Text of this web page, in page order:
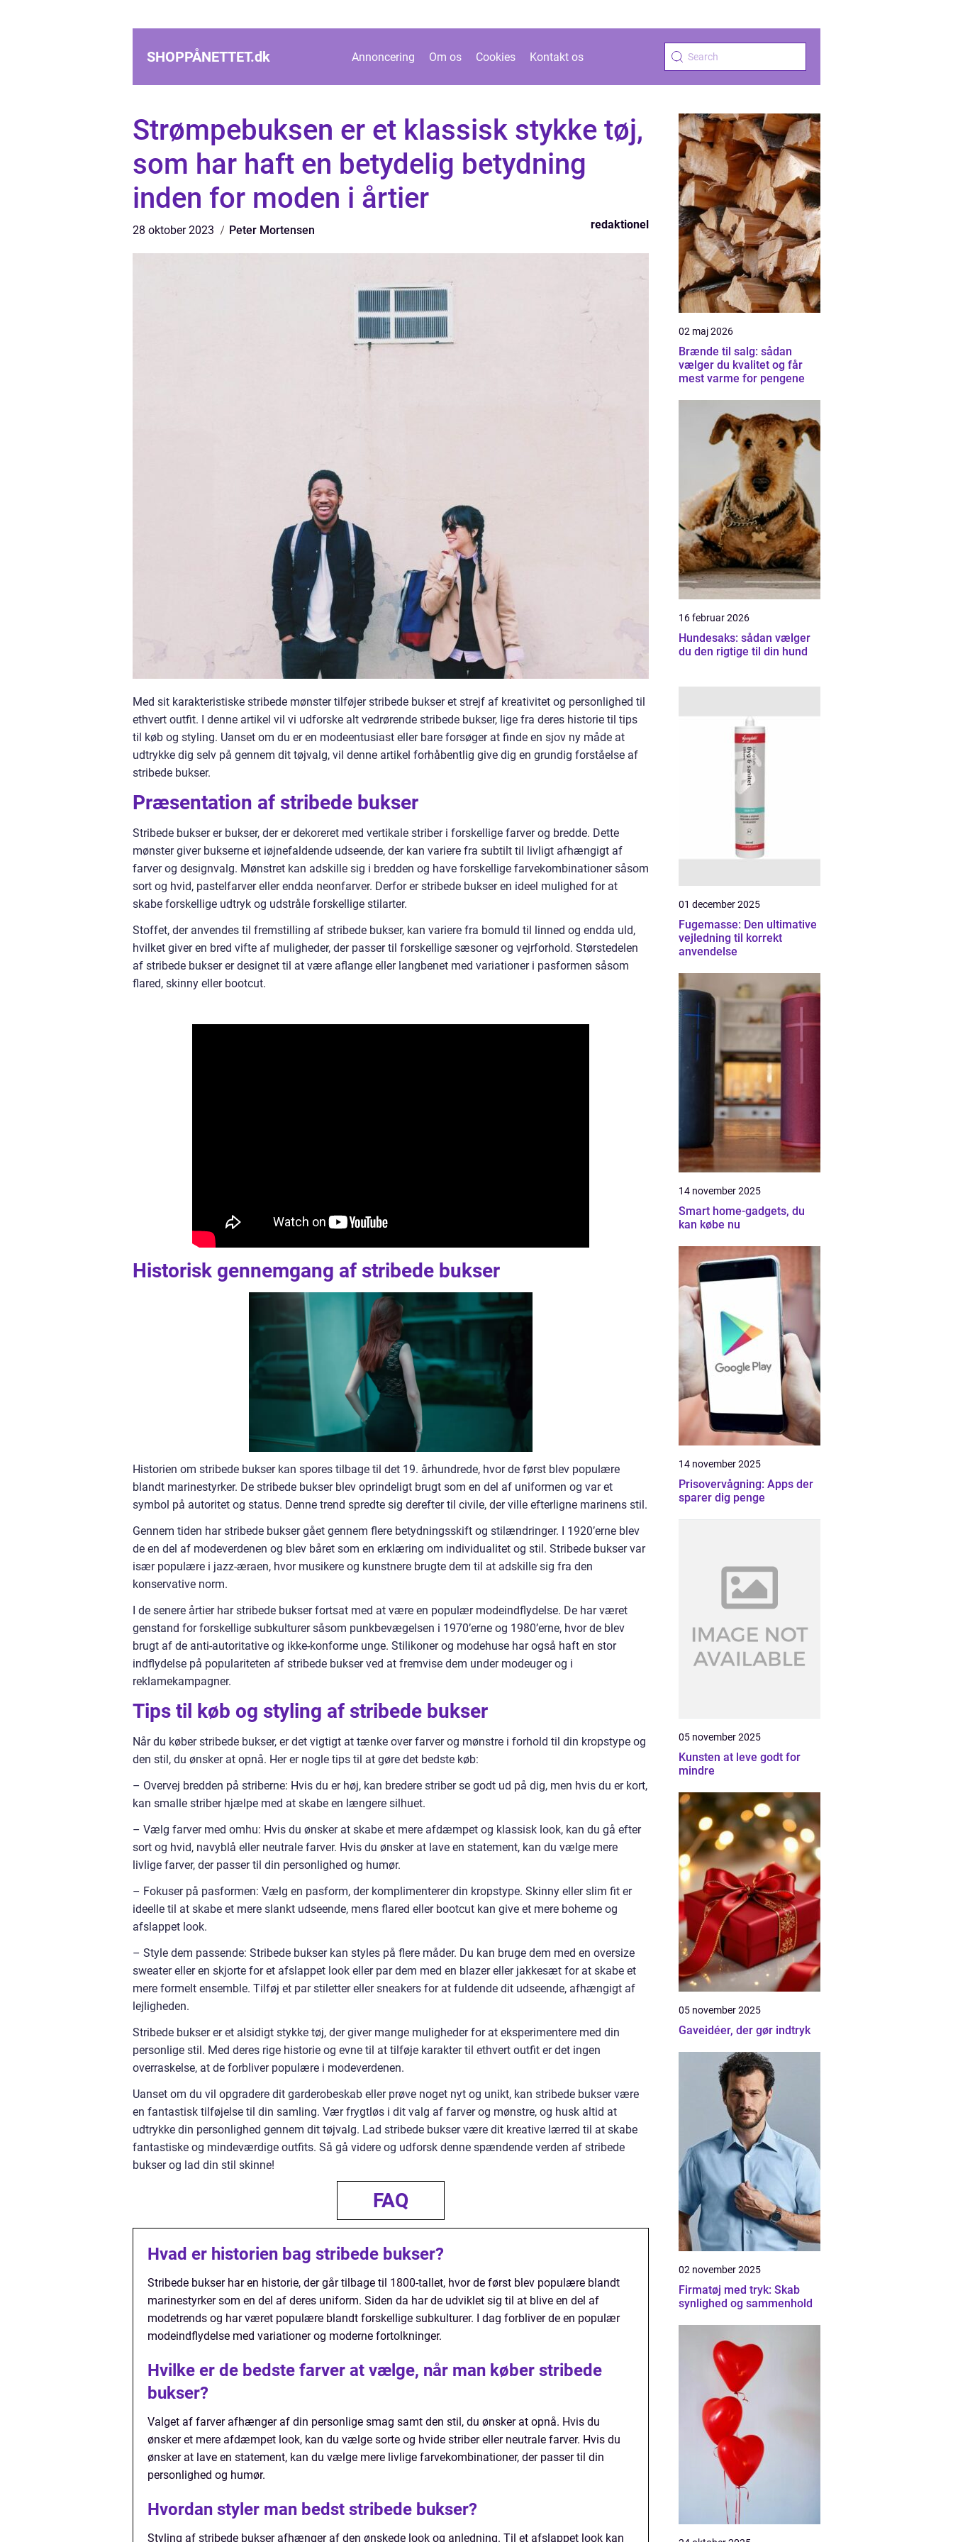
SHOPPÅNETTET.dk Annoncering Om os Cookies Kontakt os
Strømpebuksen er et klassisk stykke tøj,
som har haft en betydelig betydning
inden for moden i årtier
28 oktober 2023 Peter Mortensen redaktionel
Med sit karakteristiske stribede mønster tilføjer stribede bukser et strejf af kreativitet og personlighed til
ethvert outfit. I denne artikel vil vi udforske alt vedrørende stribede bukser, lige fra deres historie til tips
til køb og styling. Uanset om du er en modeentusiast eller bare forsøger at finde en sjov ny måde at
udtrykke dig selv på gennem dit tøjvalg, vil denne artikel forhåbentlig give dig en grundig forståelse af
stribede bukser.
Præsentation af stribede bukser
Stribede bukser er bukser, der er dekoreret med vertikale striber i forskellige farver og bredde. Dette
mønster giver bukserne et iøjnefaldende udseende, der kan variere fra subtilt til livligt afhængigt af
farver og designvalg. Mønstret kan adskille sig i bredden og have forskellige farvekombinationer såsom
sort og hvid, pastelfarver eller endda neonfarver. Derfor er stribede bukser en ideel mulighed for at
skabe forskellige udtryk og udstråle forskellige stilarter.
Stoffet, der anvendes til fremstilling af stribede bukser, kan variere fra bomuld til linned og endda uld,
hvilket giver en bred vifte af muligheder, der passer til forskellige sæsoner og vejrforhold. Størstedelen
af stribede bukser er designet til at være aflange eller langbenet med variationer i pasformen såsom
flared, skinny eller bootcut.
Historisk gennemgang af stribede bukser
Historien om stribede bukser kan spores tilbage til det 19. århundrede, hvor de først blev populære
blandt marinestyrker. De stribede bukser blev oprindeligt brugt som en del af uniformen og var et
symbol på autoritet og status. Denne trend spredte sig derefter til civile, der ville efterligne marinens stil.
Gennem tiden har stribede bukser gået gennem flere betydningsskift og stilændringer. I 1920’erne blev
de en del af modeverdenen og blev båret som en erklæring om individualitet og stil. Stribede bukser var
især populære i jazz-æraen, hvor musikere og kunstnere brugte dem til at adskille sig fra den
konservative norm.
I de senere årtier har stribede bukser fortsat med at være en populær modeindflydelse. De har været
genstand for forskellige subkulturer såsom punkbevægelsen i 1970’erne og 1980’erne, hvor de blev
brugt af de anti-autoritative og ikke-konforme unge. Stilikoner og modehuse har også haft en stor
indflydelse på populariteten af stribede bukser ved at fremvise dem under modeuger og i
reklamekampagner.
Tips til køb og styling af stribede bukser
Når du køber stribede bukser, er det vigtigt at tænke over farver og mønstre i forhold til din kropstype og
den stil, du ønsker at opnå. Her er nogle tips til at gøre det bedste køb:
– Overvej bredden på striberne: Hvis du er høj, kan bredere striber se godt ud på dig, men hvis du er kort,
kan smalle striber hjælpe med at skabe en længere silhuet.
– Vælg farver med omhu: Hvis du ønsker at skabe et mere afdæmpet og klassisk look, kan du gå efter
sort og hvid, navyblå eller neutrale farver. Hvis du ønsker at lave en statement, kan du vælge mere
livlige farver, der passer til din personlighed og humør.
– Fokuser på pasformen: Vælg en pasform, der komplimenterer din kropstype. Skinny eller slim fit er
ideelle til at skabe et mere slankt udseende, mens flared eller bootcut kan give et mere boheme og
afslappet look.
– Style dem passende: Stribede bukser kan styles på flere måder. Du kan bruge dem med en oversize
sweater eller en skjorte for et afslappet look eller par dem med en blazer eller jakkesæt for at skabe et
mere formelt ensemble. Tilføj et par stiletter eller sneakers for at fuldende dit udseende, afhængigt af
lejligheden.
Stribede bukser er et alsidigt stykke tøj, der giver mange muligheder for at eksperimentere med din
personlige stil. Med deres rige historie og evne til at tilføje karakter til ethvert outfit er det ingen
overraskelse, at de forbliver populære i modeverdenen.
Uanset om du vil opgradere dit garderobeskab eller prøve noget nyt og unikt, kan stribede bukser være
en fantastisk tilføjelse til din samling. Vær frygtløs i dit valg af farver og mønstre, og husk altid at
udtrykke din personlighed gennem dit tøjvalg. Lad stribede bukser være dit kreative lærred til at skabe
fantastiske og mindeværdige outfits. Så gå videre og udforsk denne spændende verden af stribede
bukser og lad din stil skinne!
FAQ
Hvad er historien bag stribede bukser?
Stribede bukser har en historie, der går tilbage til 1800-tallet, hvor de først blev populære blandt
marinestyrker som en del af deres uniform. Siden da har de udviklet sig til at blive en del af
modetrends og har været populære blandt forskellige subkulturer. I dag forbliver de en populær
modeindflydelse med variationer og moderne fortolkninger.
Hvilke er de bedste farver at vælge, når man køber stribede
bukser?
Valget af farver afhænger af din personlige smag samt den stil, du ønsker at opnå. Hvis du
ønsker et mere afdæmpet look, kan du vælge sorte og hvide striber eller neutrale farver. Hvis du
ønsker at lave en statement, kan du vælge mere livlige farvekombinationer, der passer til din
personlighed og humør.
Hvordan styler man bedst stribede bukser?
Styling af stribede bukser afhænger af den ønskede look og anledning. Til et afslappet look kan
02 maj 2026
Brænde til salg: sådan
vælger du kvalitet og får
mest varme for pengene
16 februar 2026
Hundesaks: sådan vælger
du den rigtige til din hund
01 december 2025
Fugemasse: Den ultimative
vejledning til korrekt
anvendelse
14 november 2025
Smart home-gadgets, du
kan købe nu
14 november 2025
Prisovervågning: Apps der
sparer dig penge
05 november 2025
Kunsten at leve godt for
mindre
05 november 2025
Gaveidéer, der gør indtryk
02 november 2025
Firmatøj med tryk: Skab
synlighed og sammenhold